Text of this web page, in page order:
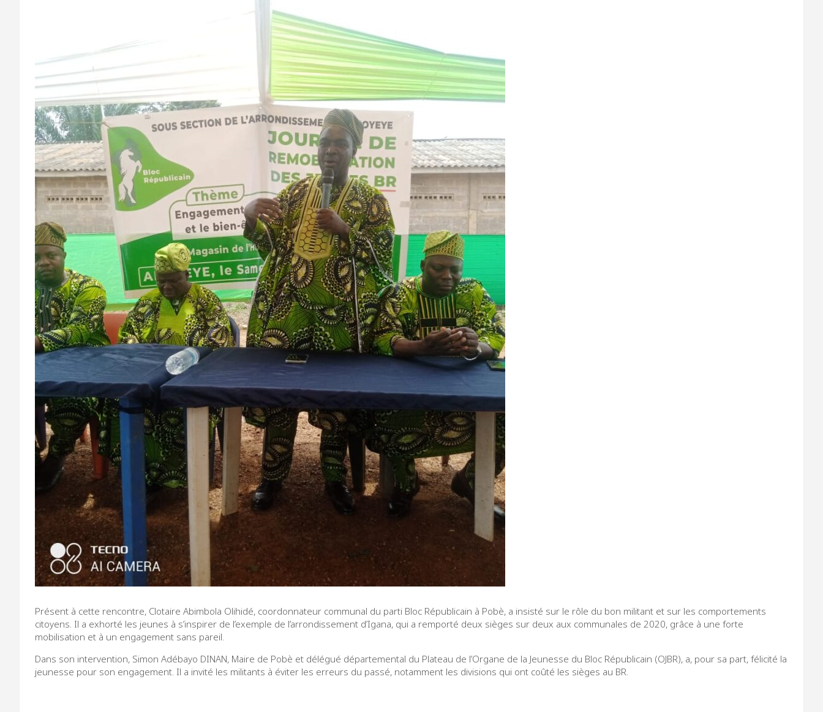
Présent à cette rencontre, Clotaire Abimbola Olihidé, coordonnateur communal du parti Bloc Républicain à Pobè, a insisté sur le rôle du bon militant et sur les comportements
citoyens. Il a exhorté les jeunes à s’inspirer de l’exemple de l’arrondissement d’Igana, qui a remporté deux sièges sur deux aux communales de 2020, grâce à une forte
mobilisation et à un engagement sans pareil.
Dans son intervention, Simon Adébayo DINAN, Maire de Pobè et délégué départemental du Plateau de l’Organe de la Jeunesse du Bloc Républicain (OJBR), a, pour sa part, félicité la
jeunesse pour son engagement. Il a invité les militants à éviter les erreurs du passé, notamment les divisions qui ont coûté les sièges au BR.